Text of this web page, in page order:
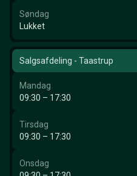
Søndag
Lukket
Salgsafdeling - Taastrup
Mandag
09:30 – 17:30
Tirsdag
09:30 – 17:30
Onsdag